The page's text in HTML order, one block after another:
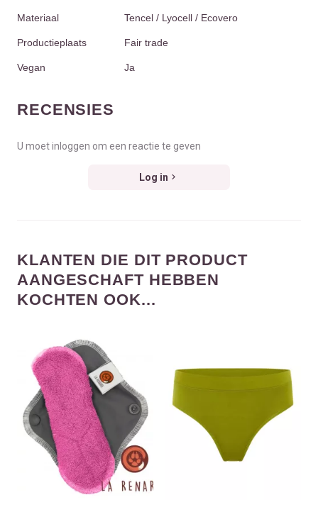
Materiaal Tencel / Lyocell / Ecovero
Productieplaats Fair trade
Vegan Ja
RECENSIES
U moet inloggen om een reactie te geven
Log in
KLANTEN DIE DIT PRODUCT
AANGESCHAFT HEBBEN
KOCHTEN OOK...